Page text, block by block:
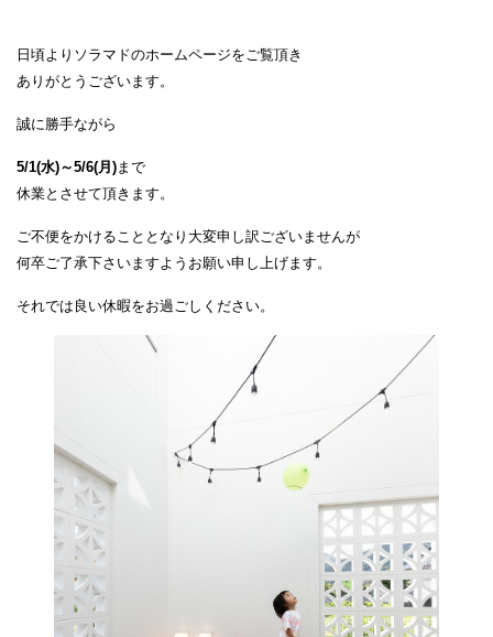
日頃よりソラマドのホームページをご覧頂き
ありがとうございます。
誠に勝手ながら
5/1(水)～5/6(月)まで
休業とさせて頂きます。
ご不便をかけることとなり大変申し訳ございませんが
何卒ご了承下さいますようお願い申し上げます。
それでは良い休暇をお過ごしください。